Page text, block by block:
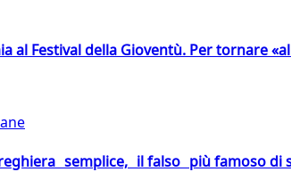
al Festival della Gioventù. Per tornare
semplice, il falso più famoso di